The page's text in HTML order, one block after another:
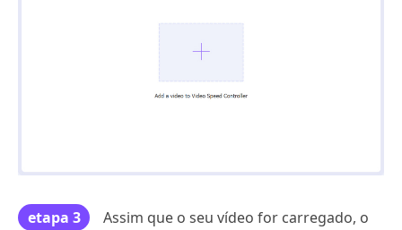
etapa 3
Assim que o seu vídeo for carregado, o